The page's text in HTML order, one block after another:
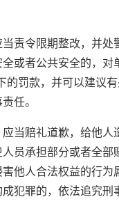
责令限期整改，并处
或者公共安全的，对
罚款，并可以建议
任。
当赔礼道歉，给他人
员承担部分或者全
他人合法权益的行为
犯罪的，依法追究刑